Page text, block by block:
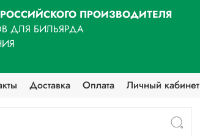
ПРОИЗВОДИТЕЛЯ
ДЛЯ БИЛЬЯРДА
Доставка Оплата Личный кабинет